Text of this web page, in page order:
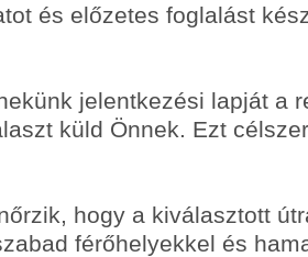
és előzetes foglalást
jelentkezési lapját a
küld Önnek. Ezt
hogy a kiválasztott
férőhelyekkel és